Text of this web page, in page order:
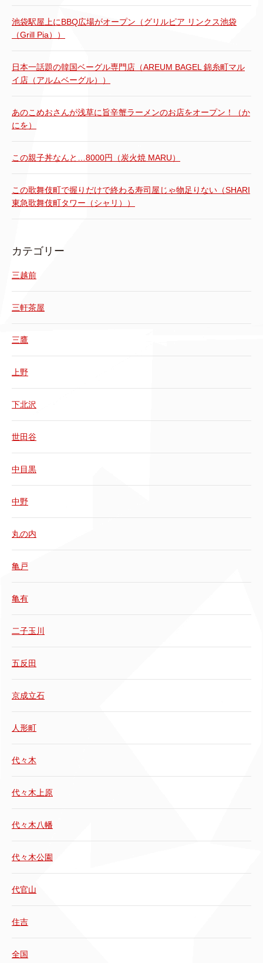
池袋駅屋上にBBQ広場がオープン（グリルピア リンクス池袋
（Grill Pia））
日本一話題の韓国ベーグル専門店（AREUM BAGEL 錦糸町マル
イ店（アルムベーグル））
あのこめおさんが浅草に旨辛蟹ラーメンのお店をオープン！（か
にを）
この親子丼なんと…8000円（炭火焼 MARU）
この歌舞伎町で握りだけで終わる寿司屋じゃ物足りない（SHARI
東急歌舞伎町タワー（シャリ））
カテゴリー
三越前
三軒茶屋
三鷹
上野
下北沢
世田谷
中目黒
中野
丸の内
亀戸
亀有
二子玉川
五反田
京成立石
人形町
代々木
代々木上原
代々木八幡
代々木公園
代官山
住吉
全国